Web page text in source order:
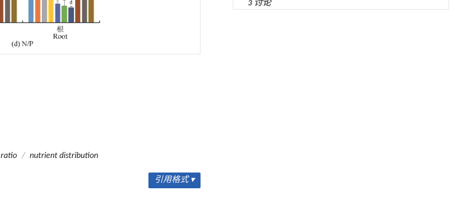
/ nutrient distribution
引用格式 ▾
3 讨论